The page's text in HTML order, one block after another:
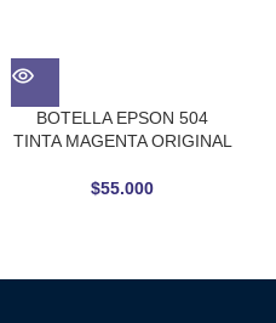
BOTELLA EPSON 504
TINTA MAGENTA ORIGINAL
$55.000